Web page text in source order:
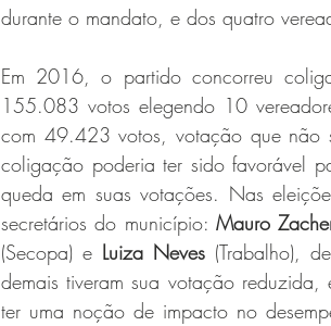
durante o mandato, e dos quatro
Em 2016, o partido concorreu
155.083 votos elegendo 10
com 49.423 votos, votação que não
coligação poderia ter sido favorável
queda em suas votações. Nas
secretários do município: Mauro
(Secopa) e Luiza Neves (Trabalho),
demais tiveram sua votação
ter uma noção de impacto no